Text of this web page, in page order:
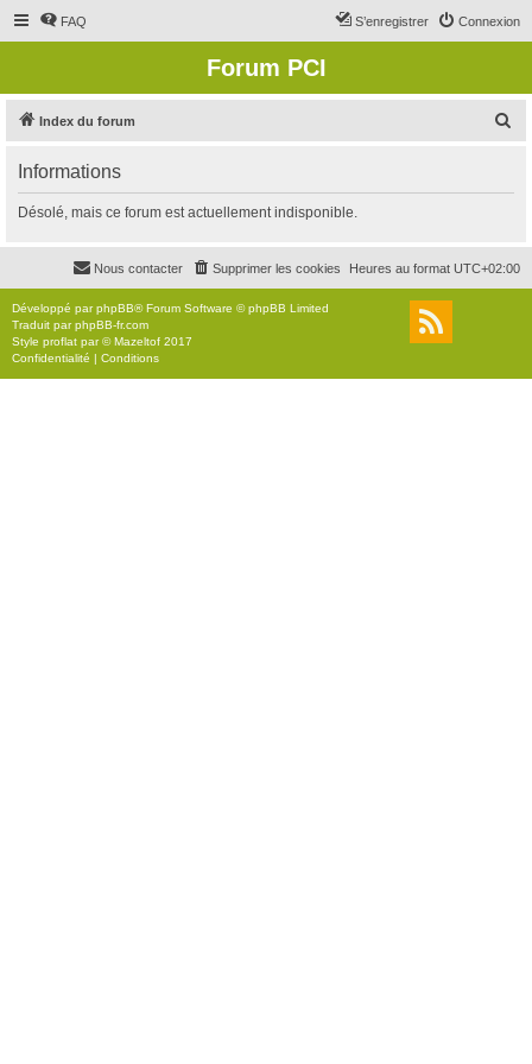
FAQ Connexion
S’enregistrer
Forum PCI
Index du forum
r
c
r
Informations
Désolé, mais ce forum est actuellement indisponible.
Heures au format UTC+02:00
Supprimer les cookies
Nous contacter
Développé parphpBB® Forum Software © phpBB Limited
Traduit parphpBB-fr.com
Style proflat par ©Mazeltof 2017
Confidentialité | Conditions